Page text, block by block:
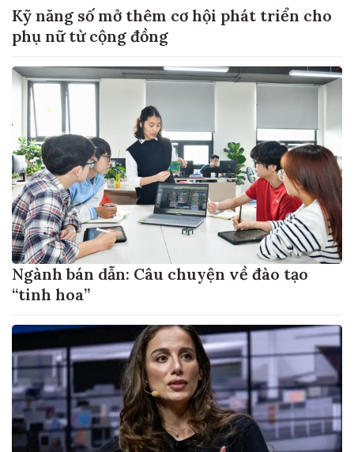
Kỹ năng số mở thêm cơ hội phát triển cho
phụ nữ từ cộng đồng
Ngành bán dẫn: Câu chuyện về đào tạo
“tinh hoa”